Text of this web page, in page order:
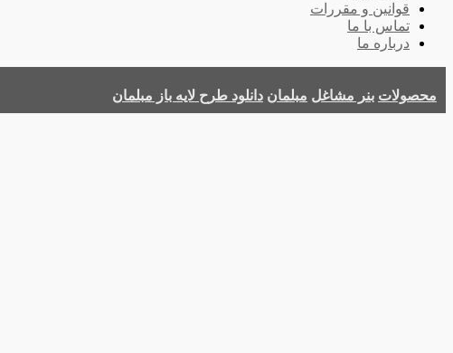
قوانین و مقررات
تماس با ما
درباره ما
محصولات بنر مشاغل مبلمان دانلود طرح لایه باز مبلمان